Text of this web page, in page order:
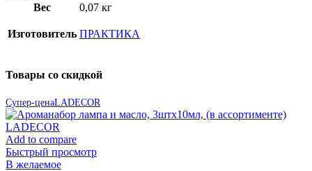
Вес
0,07 кг
Изготовитель ПРАКТИКА
Товары со скидкой
Супер-ценаLADECOR
Add to compare
Быстрый просмотр
В желаемое